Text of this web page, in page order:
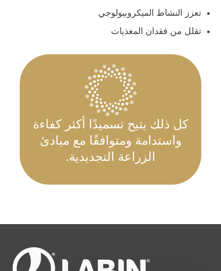
تعزز النشاط الميكروبيولوجي
تقلل من فقدان المغذيات
كل ذلك يتيح تسميدًا أكثر كفاءة
واستدامة ومتوافقًا مع مبادئ
الزراعة التجديدية.